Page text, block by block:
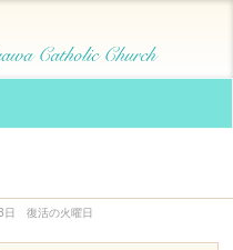
日 復活の火曜日